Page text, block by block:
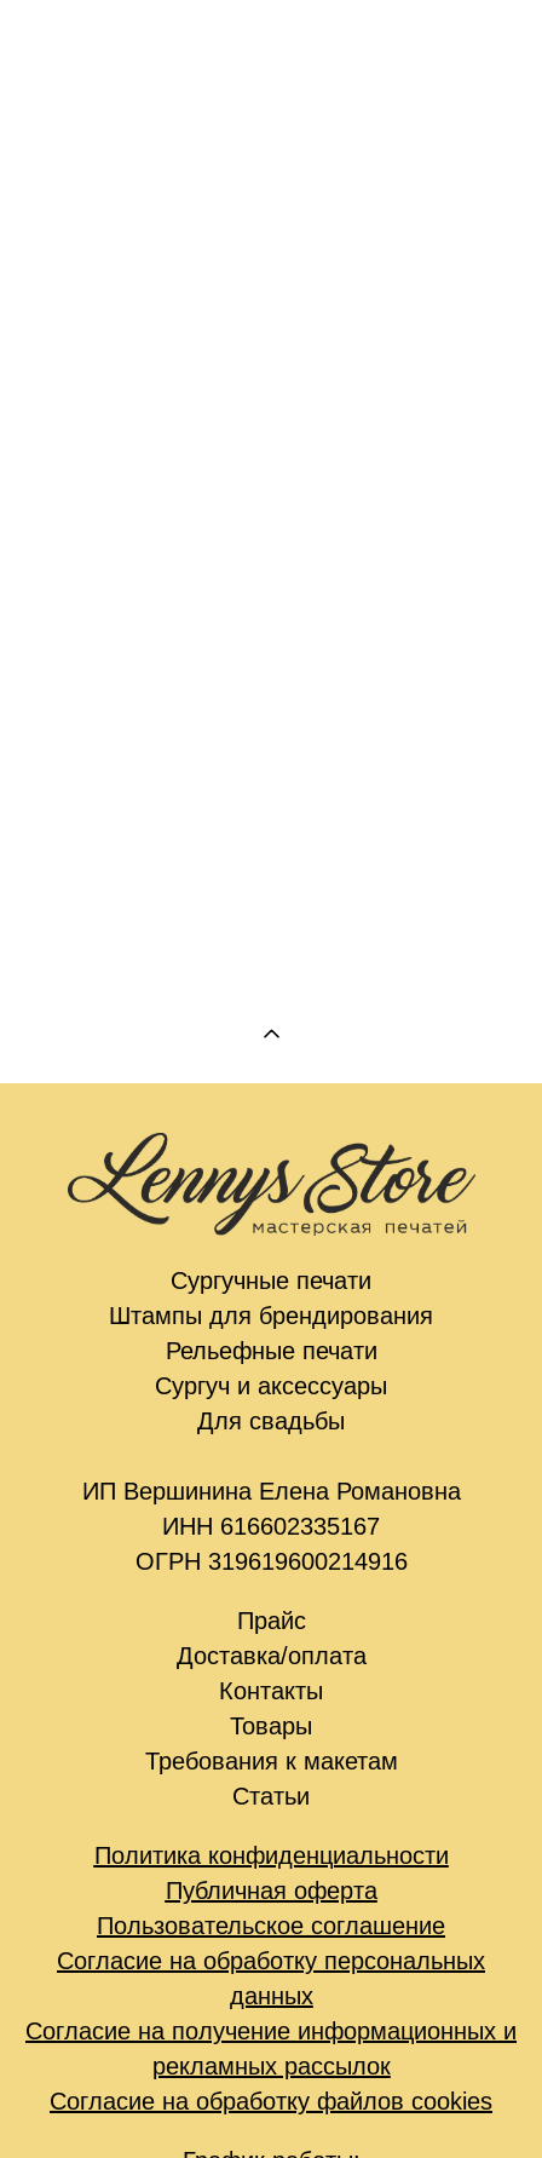
Сургучные печати
Штампы для брендирования
Рельефные печати
Сургуч и аксессуары
Для свадьбы
ИП Вершинина Елена Романовна
ИНН 616602335167
ОГРН 319619600214916
Прайс
Доставка/оплата
Контакты
Товары
Требования к макетам
Статьи
Политика конфиденциальности
Публичная оферта
Пользовательское соглашение
Согласие на обработку персональных
данных
Согласие на получение информационных и
рекламных рассылок
Согласие на обработку файлов cookies